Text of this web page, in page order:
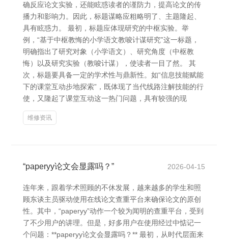
确反应论文实验，还能眩惑读者的谨防力，提高论文的传
播力和影响力。因此，标题谋略应粗略明了、主题隆起、
具有眩惑力。 最初，标题应体现研究的中枢实验。举
例，“基于中枢教悔的小学语文教唆计谋研究”这一标题，
明确指出了研究对象（小学语文）、研究角度（中枢教
悔）以及研究实验（教唆计谋），使读者一目了然。 其
次，标题要具备一定的学术性与鼎新性。如“信息技能赋能
下的课堂互动步地探索”，既体现了当代线路注解技能的行
使，又隆起了课堂互动这一热门问题，具有较强的现
维修资讯
“paperyy论文会显露吗？” 2026-04-15
连年来，跟着学术照顾的不休发展，越来越多的学生和照
顾东谈主员驱动使用在线论文查重平台来确保论文的原创
性。其中，“paperyy”动作一个较为闻明的查重平台，受到
了不少用户的讲理。但是，好多用户在使用经过中惦记一
个问题：**paperyy论文会显露吗？** 最初，从时代层面来